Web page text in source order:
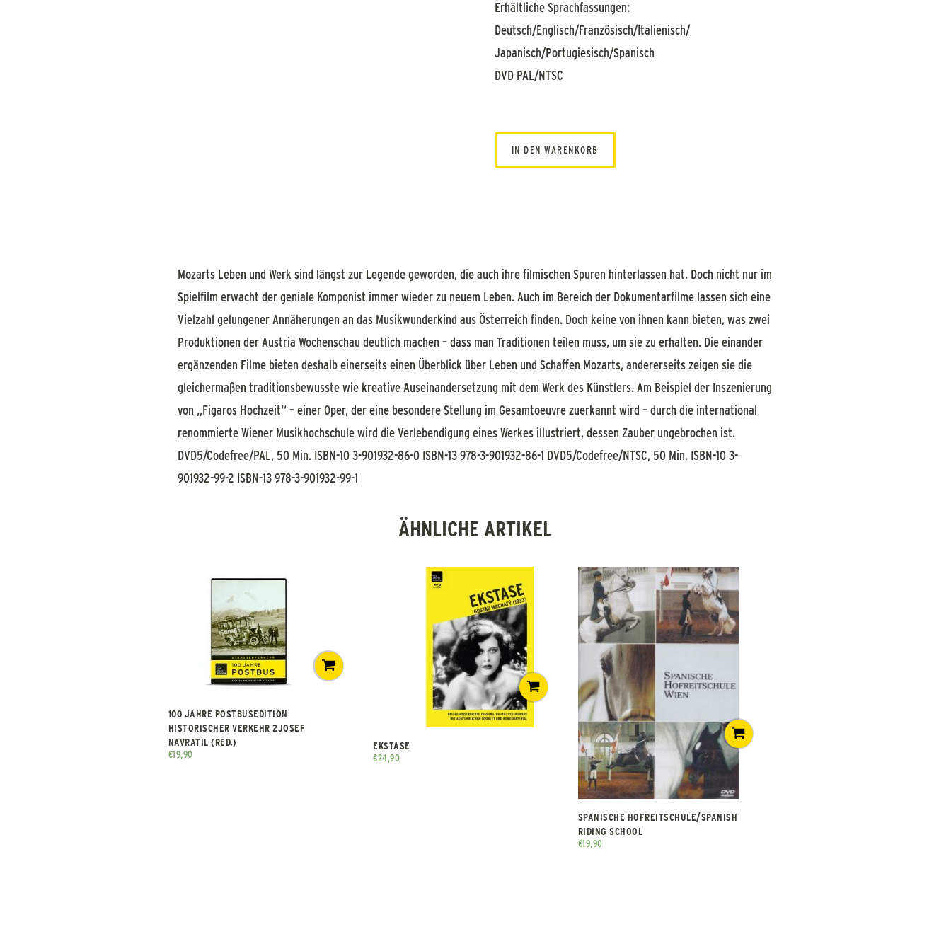
Erhältliche Sprachfassungen:
Deutsch/Englisch/Französisch/Italienisch/
Japanisch/Portugiesisch/Spanisch
DVD PAL/NTSC
IN DEN WARENKORB
Mozarts Leben und Werk sind längst zur Legende geworden, die auch ihre filmischen Spuren hinterlassen hat. Doch nicht nur im
Spielfilm erwacht der geniale Komponist immer wieder zu neuem Leben. Auch im Bereich der Dokumentarfilme lassen sich eine
Vielzahl gelungener Annäherungen an das Musikwunderkind aus Österreich finden. Doch keine von ihnen kann bieten, was zwei
Produktionen der Austria Wochenschau deutlich machen – dass man Traditionen teilen muss, um sie zu erhalten. Die einander
ergänzenden Filme bieten deshalb einerseits einen Überblick über Leben und Schaffen Mozarts, andererseits zeigen sie die
gleichermaßen traditionsbewusste wie kreative Auseinandersetzung mit dem Werk des Künstlers. Am Beispiel der Inszenierung
von „Figaros Hochzeit“ – einer Oper, der eine besondere Stellung im Gesamtoeuvre zuerkannt wird – durch die international
renommierte Wiener Musikhochschule wird die Verlebendigung eines Werkes illustriert, dessen Zauber ungebrochen ist.
DVD5/Codefree/PAL, 50 Min. ISBN-10 3-901932-86-0 ISBN-13 978-3-901932-86-1 DVD5/Codefree/NTSC, 50 Min. ISBN-10 3-
901932-99-2 ISBN-13 978-3-901932-99-1
ÄHNLICHE ARTIKEL
100 JAHRE POSTBUSEDITION
HISTORISCHER VERKEHR 2JOSEF
NAVRATIL (RED.)
€19,90
EKSTASE
€24,90
SPANISCHE HOFREITSCHULE/SPANISH
RIDING SCHOOL
€19,90